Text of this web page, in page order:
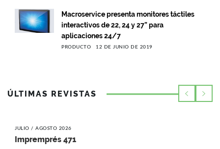
Macroservice presenta monitores táctiles
interactivos de 22, 24 y 27” para
aplicaciones 24/7
PRODUCTO 12 DE JUNIO DE 2019
ÚLTIMAS REVISTAS
JULIO / AGOSTO 2026
Impremprés 471